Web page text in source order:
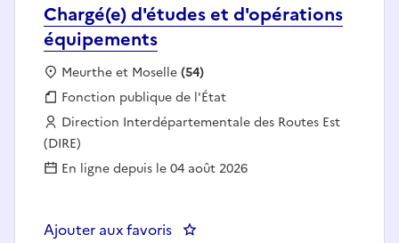
Chargé(e) d'études et d'opérations
équipements
Localisation :
Meurthe et Moselle(54)
Fonction publique :
Fonction publique de l'État
Employeur :
Direction Interdépartementale des Routes Est
(DIRE)
En ligne depuis le 04 août 2026
Ajouter aux favoris : Chargé(e) d'études et